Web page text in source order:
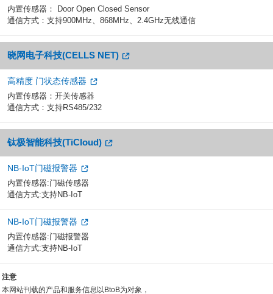
内置传感器： Door Open Closed Sensor
通信方式：支持900MHz、868MHz、2.4GHz无线通信
晓网电子科技(CELLS NET)
高精度 门状态传感器
内置传感器：开关传感器
通信方式：支持RS485/232
钛极智能科技(TiCloud)
NB-IoT门磁报警器
内置传感器:门磁传感器
通信方式:支持NB-IoT
NB-IoT门磁报警器
内置传感器:门磁报警器
通信方式:支持NB-IoT
注意
本网站刊载的产品和服务信息以BtoB为对象，